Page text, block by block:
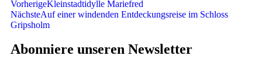
VorherigeKleinstadtidylle Mariefred
NächsteAuf einer windenden Entdeckungsreise im Schloss
Gripsholm
Abonniere unseren Newsletter